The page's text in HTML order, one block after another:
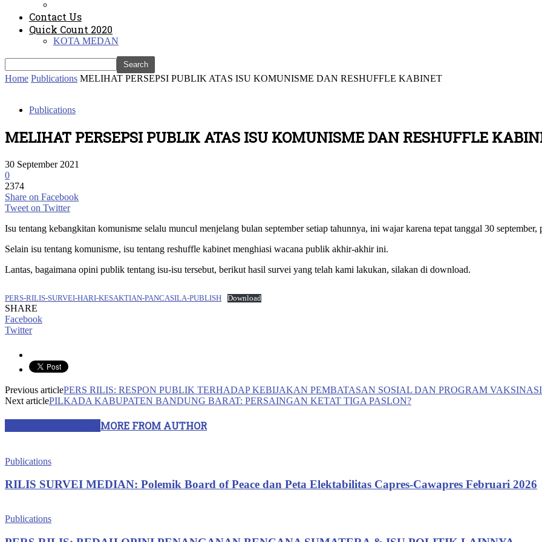
Contact Us
Quick Count 2020
KOTA MEDAN
Home Publications MELIHAT PERSEPSI PUBLIK ATAS ISU KOMUNISME DAN RESHUFFLE KABINET
Publications
MELIHAT PERSEPSI PUBLIK ATAS ISU KOMUNISME DAN RESHUFFLE
30 September 2021
0
2374
Share on Facebook
Tweet on Twitter
Isu tentang kebangkitan komunisme selalu muncul menjelang bulan september setiap tahunnya, ini wajar karena tepat tanggal 30
Selain isu tentang komunisme, isu tentang reshuffle kabinet menghiasi wacana publik akhir-akhir ini.
Lantas, bagaimana opini publik tentang isu-isu tersebut, berikut hasil survei yang telah kami lakukan, silakan di download.
PERS-RILIS-SURVEI-HARI-KESAKTIAN-PANCASILA-PUBLISH Download
SHARE
Facebook
Twitter
Previous articlePERS RILIS: RESPON PUBLIK TERHADAP KEBIJAKAN PEMBATASAN SOSIAL DAN PROGRAM VAKSINASI
Next articlePILKADA KABUPATEN BANDUNG BARAT: PERSAINGAN KETAT TIGA PASLON?
MORE FROM AUTHOR
Publications
RILIS SURVEI MEDIAN: Polemik Board of Peace dan Peta Elektabilitas Capres-Cawapres Februari 2026
Publications